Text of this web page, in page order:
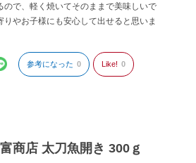
ので、軽く焼いてそのままで美味しいで
やお子様にも安心して出せると思いま
参考になった 0 Like! 0
商店 太刀魚開き 300ｇ